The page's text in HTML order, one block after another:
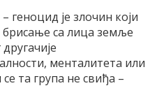
геноцид је злочин који
са лица земље
менталитета или
та група не свиђа –